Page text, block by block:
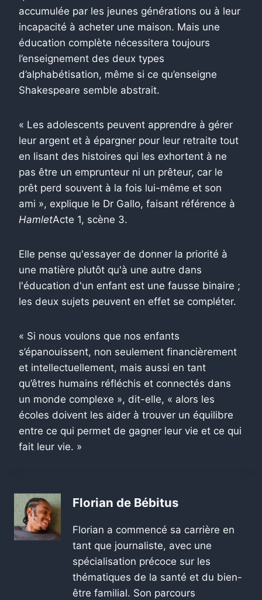
accumulée par les jeunes générations ou à leur
incapacité à acheter une maison. Mais une
éducation complète nécessitera toujours
l’enseignement des deux types
d’alphabétisation, même si ce qu’enseigne
Shakespeare semble abstrait.
« Les adolescents peuvent apprendre à gérer
leur argent et à épargner pour leur retraite tout
en lisant des histoires qui les exhortent à ne
pas être un emprunteur ni un prêteur, car le
prêt perd souvent à la fois lui-même et son
ami », explique le Dr Gallo, faisant référence à
HamletActe 1, scène 3.
Elle pense qu'essayer de donner la priorité à
une matière plutôt qu'à une autre dans
l'éducation d'un enfant est une fausse binaire ;
les deux sujets peuvent en effet se compléter.
« Si nous voulons que nos enfants
s’épanouissent, non seulement financièrement
et intellectuellement, mais aussi en tant
qu’êtres humains réfléchis et connectés dans
un monde complexe », dit-elle, « alors les
écoles doivent les aider à trouver un équilibre
entre ce qui permet de gagner leur vie et ce qui
fait leur vie. »
Florian de Bébitus
Florian a commencé sa carrière en
tant que journaliste, avec une
spécialisation précoce sur les
thématiques de la santé et du bien-
être familial. Son parcours